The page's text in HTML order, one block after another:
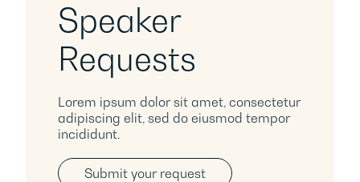
Speaker
Requests
Lorem ipsum dolor sit amet, consectetur
adipiscing elit, sed do eiusmod tempor
incididunt.
Submit your request